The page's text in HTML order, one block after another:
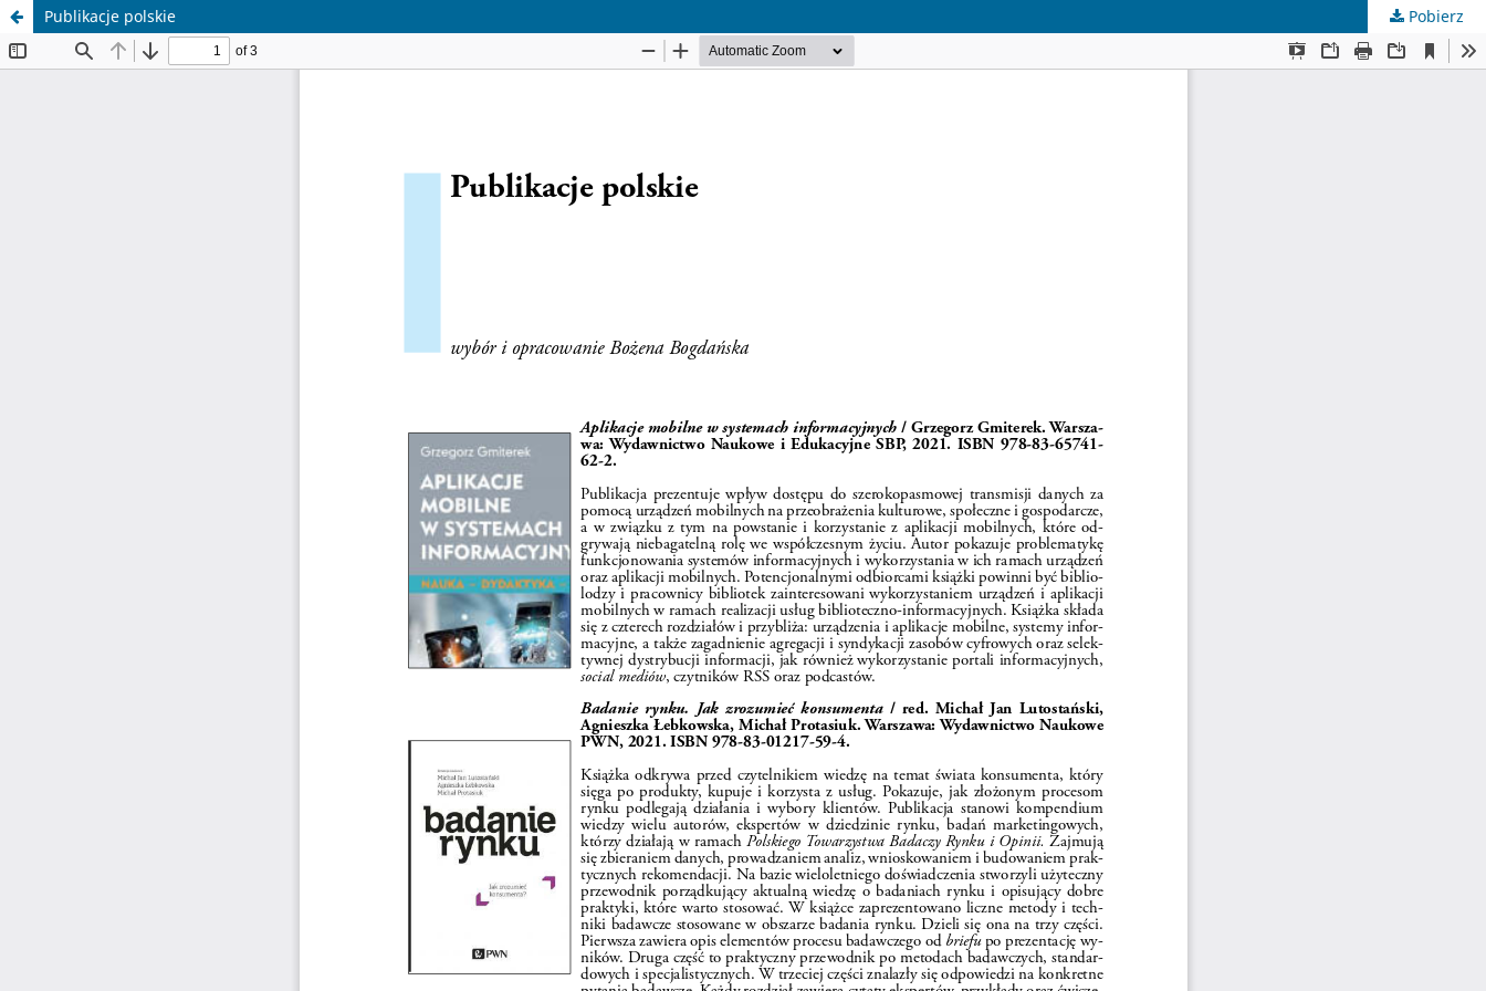
Publikacje polskie Pobierz